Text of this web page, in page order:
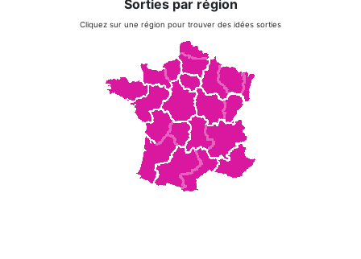
Sorties par région
Cliquez sur une région pour trouver des idées sorties